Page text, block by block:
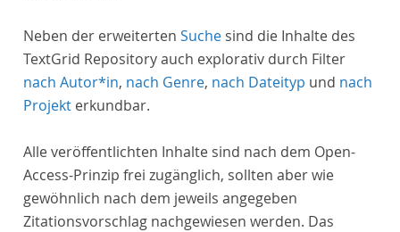
Neben der erweiterten Suche sind die Inhalte des
TextGrid Repository auch explorativ durch Filter
nach Autor*in, nach Genre, nach Dateityp und nach
Projekt erkundbar.
Alle veröffentlichten Inhalte sind nach dem Open-
Access-Prinzip frei zugänglich, sollten aber wie
gewöhnlich nach dem jeweils angegeben
Zitationsvorschlag nachgewiesen werden. Das